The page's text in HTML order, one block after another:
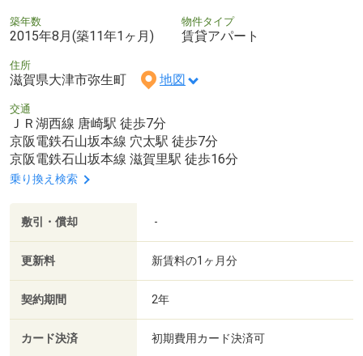
築年数
2015年8月(築11年1ヶ月)
物件タイプ
賃貸アパート
住所
滋賀県大津市弥生町 地図
交通
ＪＲ湖西線 唐崎駅 徒歩7分
京阪電鉄石山坂本線 穴太駅 徒歩7分
京阪電鉄石山坂本線 滋賀里駅 徒歩16分
乗り換え検索
敷引・償却 -
更新料 新賃料の1ヶ月分
契約期間 2年
カード決済 初期費用カード決済可